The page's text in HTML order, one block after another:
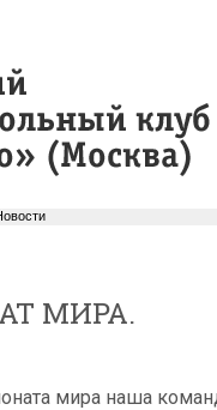
МИРА.
мира наша